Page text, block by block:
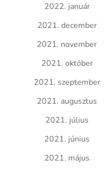
2022. január
2021. december
2021. november
2021. október
2021. szeptember
2021. augusztus
2021. július
2021. június
2021. május